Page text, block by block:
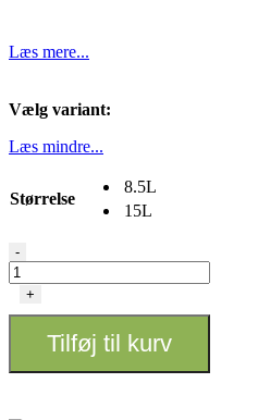
Læs mere...
Vælg variant:
Læs mindre...
Størrelse
8.5L
15L
Easy2Grow
add
on
-
+
Tilføj til kurv